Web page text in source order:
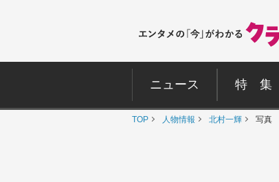
ニュース 特 集
TOP 人物情報 北村一輝 写真